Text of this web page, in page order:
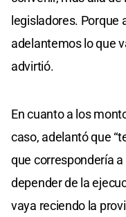
legisladores. Porque
adelantemos lo que
advirtió.
En cuanto a los
caso, adelantó que
que correspondería
depender de la
vaya reciendo la